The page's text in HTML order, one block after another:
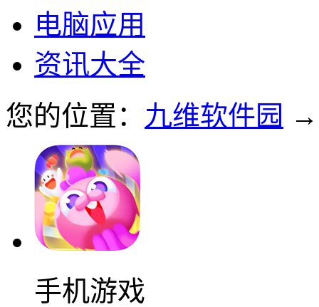
电脑应用
资讯大全
您的位置： 九维软件园
手机游戏